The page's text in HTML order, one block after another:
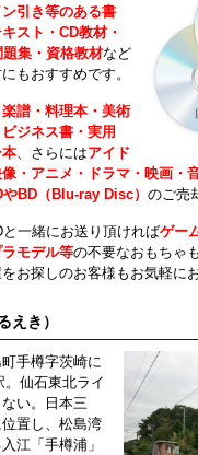
引き等のある書
スト・CD教材・
集・資格教材など
もおすすめです。
楽譜・料理本・美術
ジネス書・実用
、さらにはアイド
・アニメ・ドラマ・映画・
BD（Blu-ray Disc） のご売
と一緒にお送り頂ければゲー
モデル等の不要なおもちゃ
お探しのお客様もお気軽に
えき）
手樽字茨崎に
。仙石東北ライ
い。日本三
置し、松島湾
江「手樽浦」